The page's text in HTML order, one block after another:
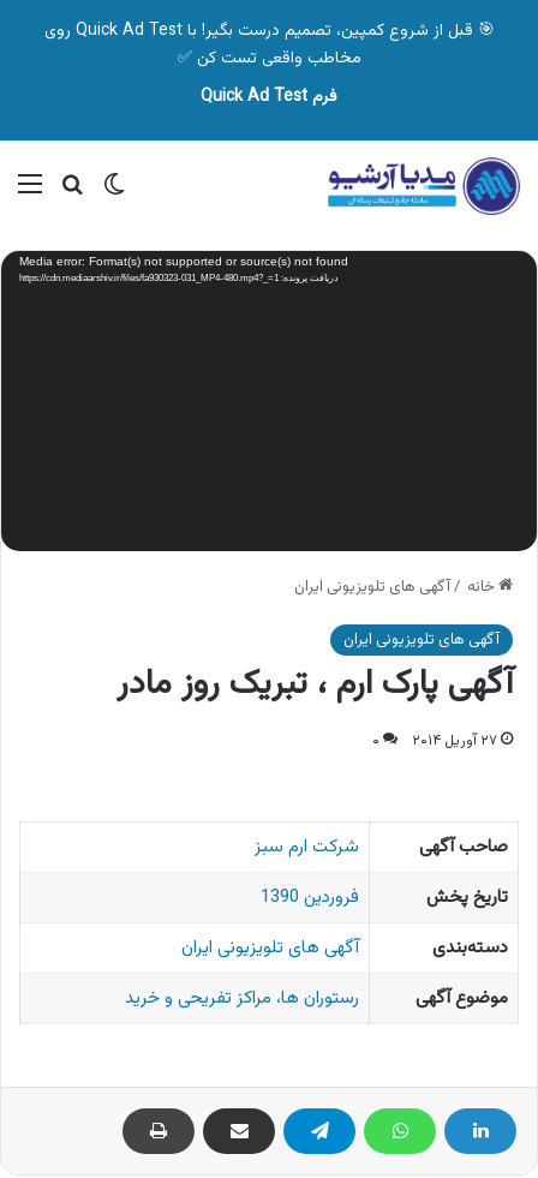
🎯 قبل از شروع کمپین، تصمیم درست بگیر! با Quick Ad Test روی
مخاطب واقعی تست کن ✅
فرم Quick Ad Test
تغییر پوسته
نمایشگر
ویدیو Media error: Format(s) not supported or source(s) not found
دریافت پرونده: https://cdn.mediaarshiv.ir/files/fa930323-031_MP4-480.mp4?_=1
خانه /آگهی های تلویزیونی ایران
آگهی های تلویزیونی ایران
آگهی پارک ارم ، تبریک روز مادر
۲۷ آوریل ۲۰۱۴ ۰
صاحب آگهی
شرکت ارم سبز
تاریخ پخش
فروردین 1390
دسته‌بندی
آگهی های تلویزیونی ایران
موضوع آگهی
رستوران ها، مراکز تفریحی و خرید